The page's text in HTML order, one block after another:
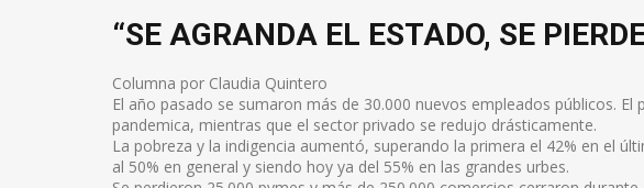
“SE AGRANDA EL ESTADO, SE
Columna por Claudia Quintero
El año pasado se sumaron más de 30.000 nuevos empleados públicos.
pandemica, mientras que el sector privado se redujo drásticamente.
La pobreza y la indigencia aumentó, superando la primera el 42% en el
al 50% en general y siendo hoy ya del 55% en las grandes urbes.